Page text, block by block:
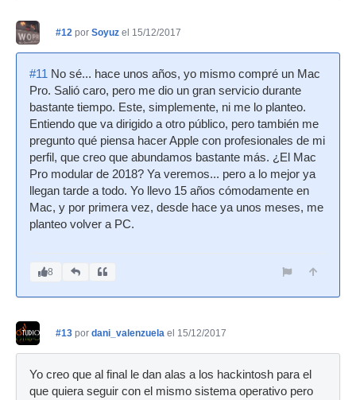
#12 por Soyuz el 15/12/2017
#11 No sé... hace unos años, yo mismo compré un Mac
Pro. Salió caro, pero me dio un gran servicio durante
bastante tiempo. Este, simplemente, ni me lo planteo.
Entiendo que va dirigido a otro público, pero también me
pregunto qué piensa hacer Apple con profesionales de mi
perfil, que creo que abundamos bastante más. ¿El Mac
Pro modular de 2018? Ya veremos... pero a lo mejor ya
llegan tarde a todo. Yo llevo 15 años cómodamente en
Mac, y por primera vez, desde hace ya unos meses, me
planteo volver a PC.
8
#13 por dani_valenzuela el 15/12/2017
Yo creo que al final le dan alas a los hackintosh para el
que quiera seguir con el mismo sistema operativo pero